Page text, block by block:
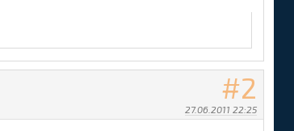
2
27.06.2011 22:25